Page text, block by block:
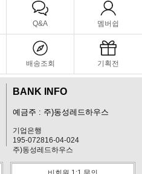
Q&A 멤버쉽
배송조회 기획전
BANK INFO
예금주 : 주)동성레드하우스
기업은행
195-072816-04-024
주)동성레드하우스